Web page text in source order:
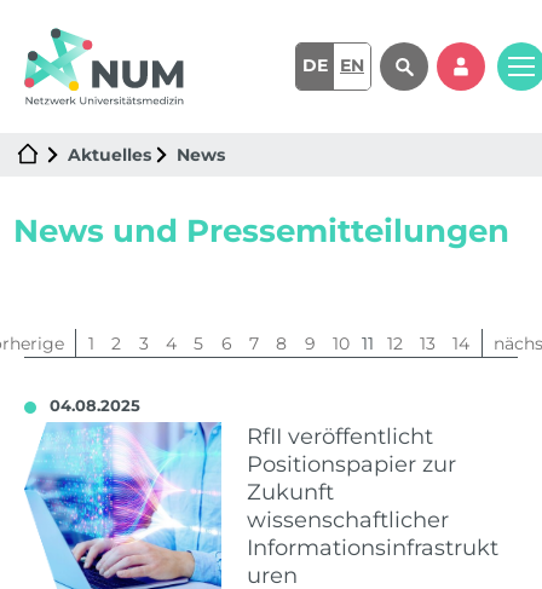
DE EN
Aktuelles News
News und Pressemitteilungen
1 2 3 4 5 6 7 8 9 10 11 12 13 14
04.08.2025
RfII veröffentlicht
Positionspapier zur
Zukunft
wissenschaftlicher
Informationsinfrastrukt
uren